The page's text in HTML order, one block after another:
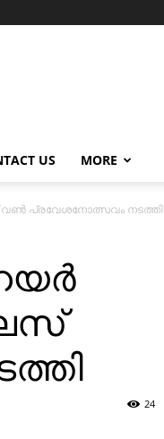
US MORE
പ്രവേശനോത്സവം നടത്തി
24